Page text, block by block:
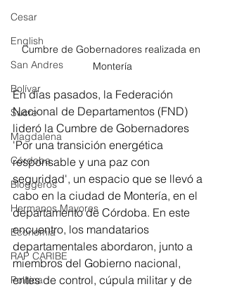
Cesar
English
San Andres
Bolívar
Sucre
Magdalena
Córdoba
Bloggeros
Hermanos Mayores
Economía
RAP CARIBE
Política
Cumbre de Gobernadores realizada en
Montería
En días pasados, la Federación
Nacional de Departamentos (FND)
lideró la Cumbre de Gobernadores
'Por una transición energética
responsable y una paz con
seguridad', un espacio que se llevó a
cabo en la ciudad de Montería, en el
departamento de Córdoba. En este
encuentro, los mandatarios
departamentales abordaron, junto a
miembros del Gobierno nacional,
entes de control, cúpula militar y de